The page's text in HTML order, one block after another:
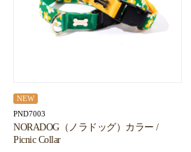
NEW
PND7003
NORADOG（ノラドッグ）カラー /
Picnic Collar